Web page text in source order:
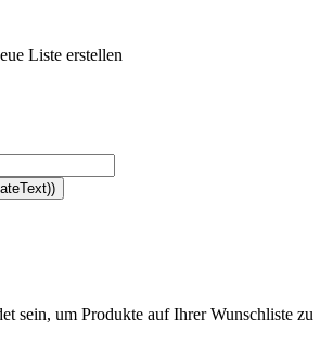
Liste erstellen
sein, um Produkte auf Ihrer Wunschliste zu